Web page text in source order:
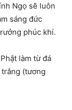
Ngọ sẽ luôn
sáng đức
phúc khí.
làm từ đá
trắng (tương